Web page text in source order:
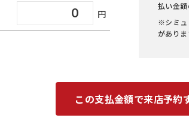
払い金
※シミュ
がありま
この支払金額で来店予約